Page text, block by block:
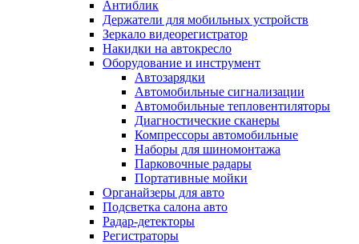
Антиблик
Держатели для мобильных устройств
Зеркало видеорегистратор
Накидки на автокресло
Оборудование и инструмент
Автозарядки
Автомобильные сигнализации
Автомобильные тепловентиляторы
Диагностические сканеры
Компрессоры автомобильные
Наборы для шиномонтажа
Парковочные радары
Портативные мойки
Органайзеры для авто
Подсветка салона авто
Радар-детекторы
Регистраторы